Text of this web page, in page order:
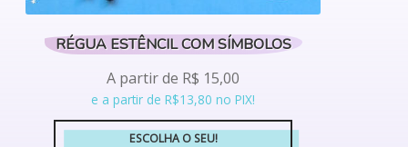
RÉGUA ESTÊNCIL COM SÍMBOLOS
A partir de R$ 15,00
e a partir de R$13,80 no PIX!
ESCOLHA O SEU!